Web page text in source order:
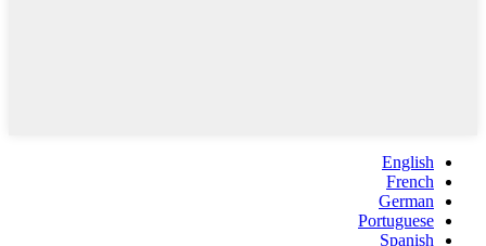
English
French
German
Portuguese
Spanish